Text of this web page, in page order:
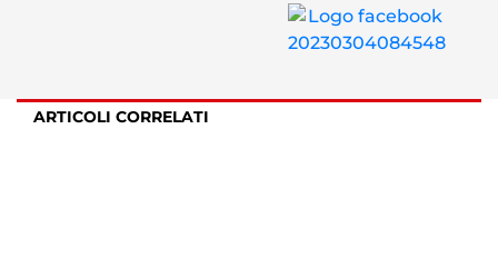
ARTICOLI CORRELATI